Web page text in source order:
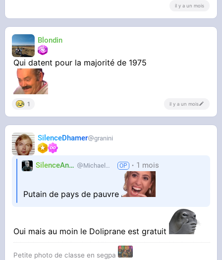
il y a un mois
Blondin
Qui datent pour la majorité de 1975
1 il y a un mois
SilenceDhamer granini
SilenceAnus MichaelMann 1 mois
Putain de pays de pauvre
Oui mais au moin le Doliprane est gratuit
Petite photo de classe en segpa